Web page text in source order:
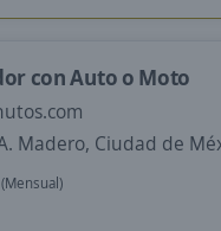
con Auto o Moto
Madero, Ciudad de